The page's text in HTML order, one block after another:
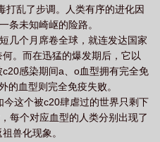
打乱了步调。人类有序的进化因
条未知崎岖的险路。
几个月席卷全球，就连发达国家
。而在迅猛的爆发期后，它以
感染期间a、o血型拥有完全免
的血型则完全免疫失败。
这个被c20肆虐过的世界只剩下
每个对应血型的人类分别出现了
兽化现象。